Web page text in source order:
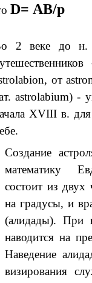
D= АВ/р
2 веке до н.
от
astrolabium) -
XVIII в.
Создание
математику
состоит из двух
на градусы, и
(алидады). При
наводится на
Наведение
визирования